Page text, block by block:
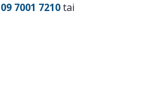
09 7001 7210tai